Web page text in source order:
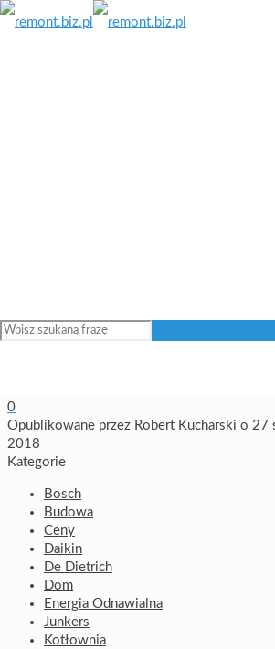
0
Opublikowane przez Robert Kucharski o 27
2018
Kategorie
Bosch
Budowa
Ceny
Daikin
De Dietrich
Dom
Energia Odnawialna
Junkers
Kotłownia